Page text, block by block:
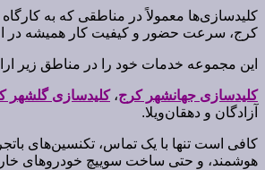
کلیدسازی‌ها معمولاً در مناطقی که به
کرج، سرعت حضور و کیفیت کار همیشه در
این مجموعه خدمات خود را در مناطق زیر
کلیدسازی جهانشهر کرج،کلیدسازی گلشهر
آزادگان و دهقان‌ویلا.
کافی است تنها با یک تماس، تکنسین‌های
هوشمند، و حتی ساخت سوییچ خودروهای